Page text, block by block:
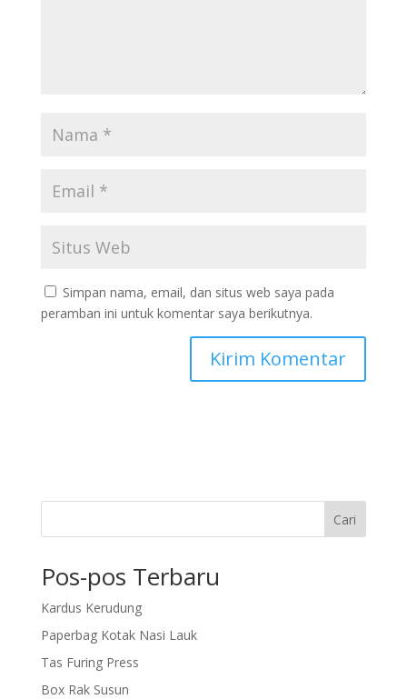
Simpan nama, email, dan situs web saya pada
peramban ini untuk komentar saya berikutnya.
Cari
Pos-pos Terbaru
Kardus Kerudung
Paperbag Kotak Nasi Lauk
Tas Furing Press
Box Rak Susun